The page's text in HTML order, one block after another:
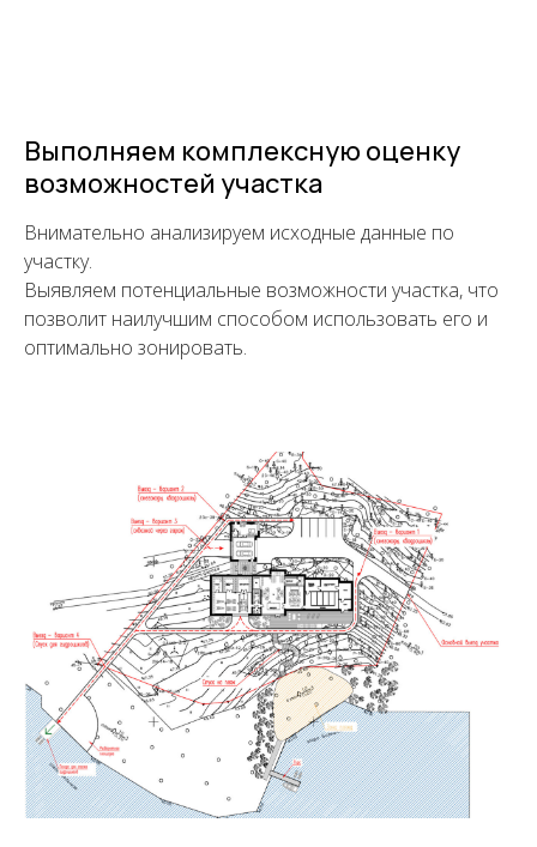
Выполняем комплексную оценку
возможностей участка
Внимательно анализируем исходные данные по
участку.
Выявляем потенциальные возможности участка, что
позволит наилучшим способом использовать его и
оптимально зонировать.